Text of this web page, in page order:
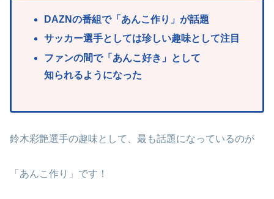
DAZNの番組で「あんこ作り」が話題
サッカー選手としては珍しい趣味として注目
ファンの間で「あんこ好き」として
知られるようになった
鈴木彩艶選手の趣味として、最も話題になっているのが
「あんこ作り」です！